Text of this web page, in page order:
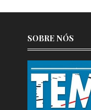
SOBRE NÓS